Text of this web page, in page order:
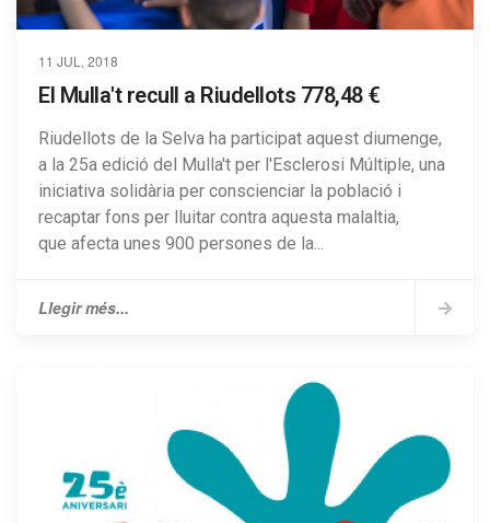
11 JUL, 2018
El Mulla't recull a Riudellots 778,48 €
Riudellots de la Selva ha participat aquest diumenge,
a la 25a edició del Mulla't per l'Esclerosi Múltiple, una
iniciativa solidària per conscienciar la població i
recaptar fons per lluitar contra aquesta malaltia,
que afecta unes 900 persones de la...
Llegir més...